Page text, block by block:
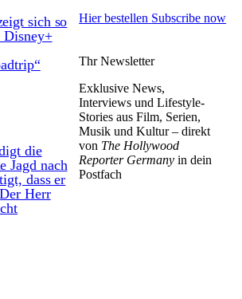
sich so
Disney+
die
Jagd nach
dass er
Herr
Hier bestellen Subscribe now
Thr Newsletter
Exklusive News,
Interviews und Lifestyle-
Stories aus Film, Serien,
Musik und Kultur – direkt
von The Hollywood
Reporter Germany in dein
Postfach